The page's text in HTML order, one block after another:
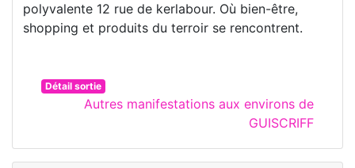
polyvalente 12 rue de kerlabour. Où bien-être,
shopping et produits du terroir se rencontrent.
Détail sortie
Autres manifestations aux environs de
GUISCRIFF